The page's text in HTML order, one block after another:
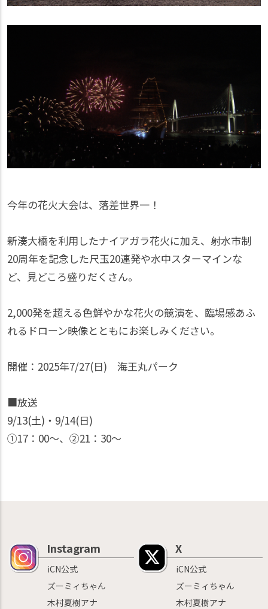
今年の花火大会は、落差世界一！
新湊大橋を利用したナイアガラ花火に加え、射水市制
20周年を記念した尺玉20連発や水中スターマインな
ど、見どころ盛りだくさん。
2,000発を超える色鮮やかな花火の競演を、臨場感あふ
れるドローン映像とともにお楽しみください。
開催：2025年7/27(日) 海王丸パーク
■放送
9/13(土)・9/14(日)
①17：00〜、②21：30〜
Instagram
iCN公式
ズーミィちゃん
木村夏樹アナ
X
iCN公式
ズーミィちゃん
木村夏樹アナ